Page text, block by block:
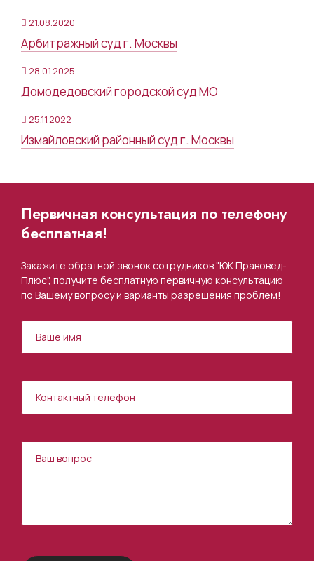
21.08.2020
Арбитражный суд г. Москвы
28.01.2025
Домодедовский городской суд МО
25.11.2022
Измайловский районный суд г. Москвы
Первичная консультация по телефону
бесплатная!
Закажите обратной звонок сотрудников "ЮК Правовед-
Плюс", получите бесплатную первичную консультацию
по Вашему вопросу и варианты разрешения проблем!